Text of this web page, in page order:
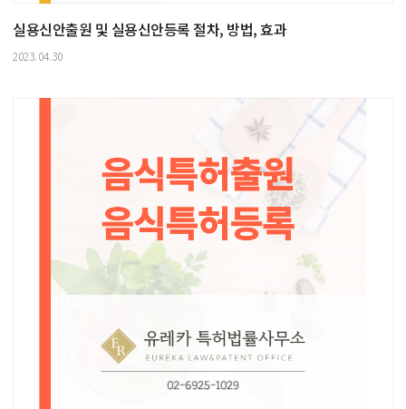
실용신안출원 및 실용신안등록 절차, 방법, 효과
2023.04.30